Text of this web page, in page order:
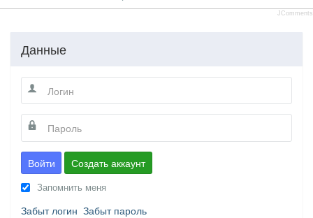
JComments
Данные
Войти Создать аккаунт
Запомнить меня
Забыт логин Забыт пароль